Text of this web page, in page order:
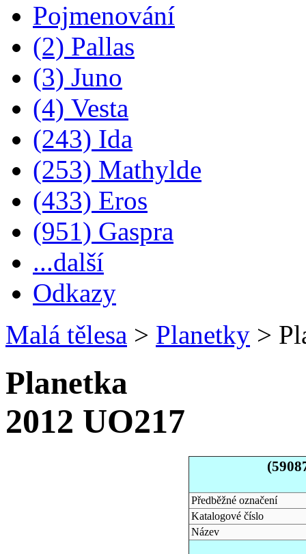
Pojmenování
(2) Pallas
(3) Juno
(4) Vesta
(243) Ida
(253) Mathylde
(433) Eros
(951) Gaspra
...další
Odkazy
Malá tělesa > Planetky >
Planetka
2012 UO217
Předběžné označení
Katalogové číslo
Název